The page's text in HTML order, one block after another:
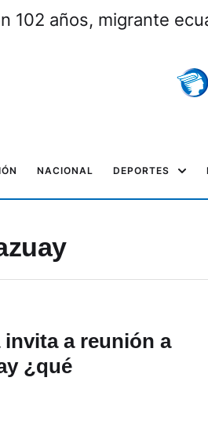
102 años, migrante
NACIONAL DEPORTES
invita a reunión a
¿qué